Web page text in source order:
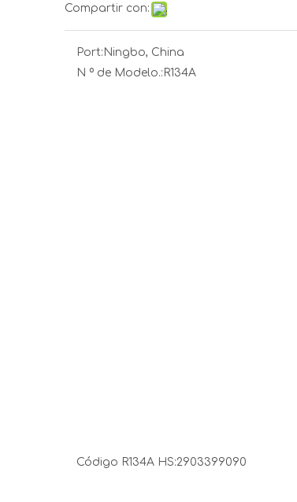
Compartir con:
Port: Ningbo, China
N º de Modelo.: R134A
Código R134A HS:2903399090